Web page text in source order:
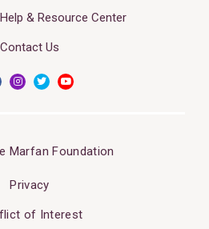
& Resource Center
Contact Us
Marfan Foundation
Privacy
of Interest